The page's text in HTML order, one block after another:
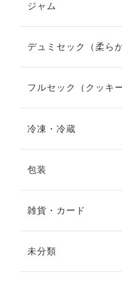
ジャム
デュミセック（柔ら
フルセック（クッキー
冷凍・冷蔵
包装
雑貨・カード
未分類